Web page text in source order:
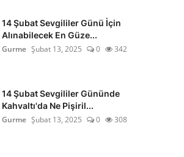
14 Şubat Sevgililer Günü İçin
Alınabilecek En Güze...
Gurme Şubat 13, 2025 0 342
14 Şubat Sevgililer Gününde
Kahvaltı'da Ne Pişiril...
Gurme Şubat 13, 2025 0 308